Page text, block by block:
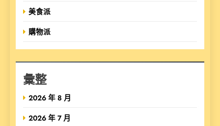
美食派
購物派
彙整
2026 年 8 月
2026 年 7 月